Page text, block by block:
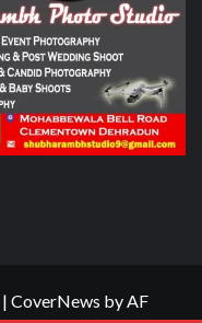
| CoverNews by AF